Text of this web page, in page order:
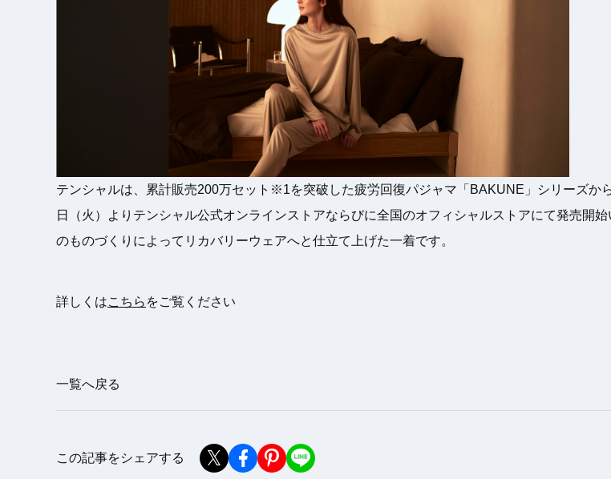
テンシャルは、累計販売200万セット※1を突破した疲労回復パジャマ「BAKUNE」シリーズ
日（火）よりテンシャル公式オンラインストアならびに全国のオフィシャルストアにて発売開
のものづくりによってリカバリーウェアへと仕立て上げた一着です。
詳しくはこちら をご覧ください
一覧へ戻る
この記事をシェアする